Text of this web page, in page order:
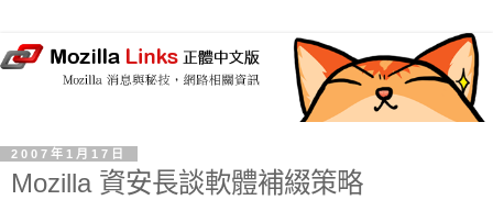
2007年1月17日
Mozilla 資安長談軟體補綴策略